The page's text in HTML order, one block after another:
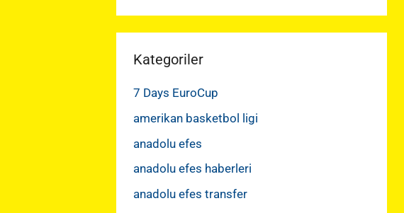
Kategoriler
7 Days EuroCup
amerikan basketbol ligi
anadolu efes
anadolu efes haberleri
anadolu efes transfer